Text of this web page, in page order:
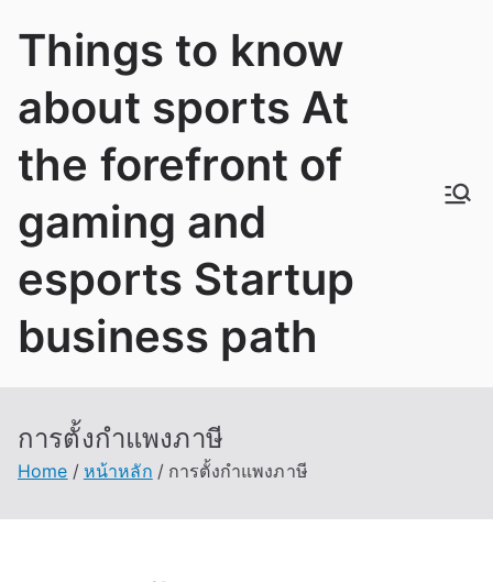
Things to know
about sports At
the forefront of
gaming and
esports Startup
business path
การตั้งกำแพงภาษี
Home หน้าหลัก การตั้งกำแพงภาษี